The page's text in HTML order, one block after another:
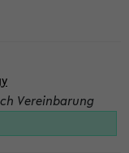
Vereinbarung